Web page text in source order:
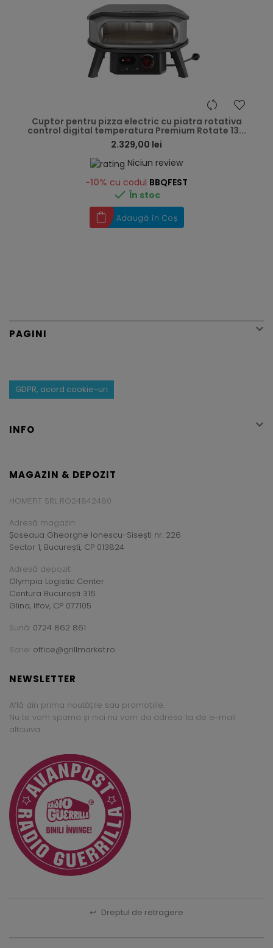
Cuptor pentru pizza electric cu piatra rotativa
control digital temperatura Premium Rotate 13...
2.329,00 lei
Niciun review
-10% cu codul BBQFEST
 În stoc
Adaugă în Coș
PAGINI 
GDPR, acord cookie-uri
INFO 
MAGAZIN & DEPOZIT
HOMEFIT SRL RO24842480
Adresă magazin:
Șoseaua Gheorghe Ionescu-Sisești nr. 226
Sector 1, București, CP 013824
Adresă depozit:
Olympia Logistic Center
Centura București 316
Glina, Ilfov, CP 077105
Sună: 0724 862 861
Scrie: office@grillmarket.ro
NEWSLETTER
Află din prima noutățile sau promoțiile.
Nu te vom spama și nici nu vom da adresa ta de e-mail
altcuiva.
↩ Dreptul de retragere